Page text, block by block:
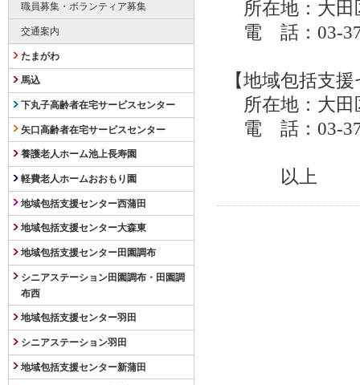
所在地：大田
電 話：03-
【地域包括支
所在地：大田
電 話：03-
以上
職員募集・ボランティア募集
交通案内
たまがわ
馬込
下丸子高齢者在宅サービスセンター
矢口高齢者在宅サービスセンター
養護老人ホーム池上長寿園
軽費老人ホームおおもり園
地域包括支援センター西蒲田
地域包括支援センター大森東
地域包括支援センター田園調布
シニアステーション田園調布・田園調
布西
地域包括支援センター羽田
シニアステーション羽田
地域包括支援センター新蒲田